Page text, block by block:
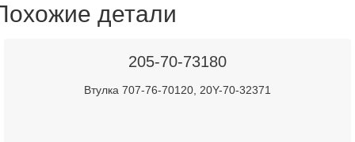
детали
205-70-73180
Втулка 707-76-70120, 20Y-70-32371